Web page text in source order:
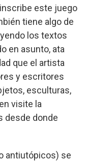
este juego
tiene algo de
los textos
en asunto, ata
que el artista
y escritores
esculturas,
visite la
desde donde
antiutópicos) se